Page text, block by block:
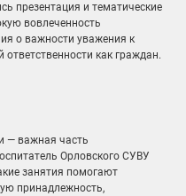
презентация и тематические
вовлеченность
о важности уважения к
как граждан.
— важная часть
Орловского СУВУ
занятия помогают
принадлежность,